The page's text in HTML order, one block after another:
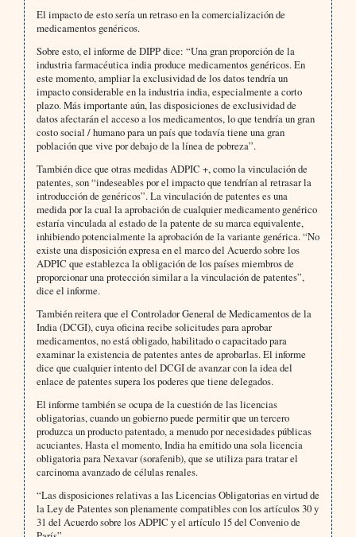
El impacto de esto sería un retraso en la comercialización de
medicamentos genéricos.
Sobre esto, el informe de DIPP dice: “Una gran proporción de la
industria farmacéutica india produce medicamentos genéricos. En
este momento, ampliar la exclusividad de los datos tendría un
impacto considerable en la industria india, especialmente a corto
plazo. Más importante aún, las disposiciones de exclusividad de
datos afectarán el acceso a los medicamentos, lo que tendría un gran
costo social / humano para un país que todavía tiene una gran
población que vive por debajo de la línea de pobreza”.
También dice que otras medidas ADPIC +, como la vinculación de
patentes, son “indeseables por el impacto que tendrían al retrasar la
introducción de genéricos”. La vinculación de patentes es una
medida por la cual la aprobación de cualquier medicamento genérico
estaría vinculada al estado de la patente de su marca equivalente,
inhibiendo potencialmente la aprobación de la variante genérica. “No
existe una disposición expresa en el marco del Acuerdo sobre los
ADPIC que establezca la obligación de los países miembros de
proporcionar una protección similar a la vinculación de patentes”,
dice el informe.
También reitera que el Controlador General de Medicamentos de la
India (DCGI), cuya oficina recibe solicitudes para aprobar
medicamentos, no está obligado, habilitado o capacitado para
examinar la existencia de patentes antes de aprobarlas. El informe
dice que cualquier intento del DCGI de avanzar con la idea del
enlace de patentes supera los poderes que tiene delegados.
El informe también se ocupa de la cuestión de las licencias
obligatorias, cuando un gobierno puede permitir que un tercero
produzca un producto patentado, a menudo por necesidades públicas
acuciantes. Hasta el momento, India ha emitido una sola licencia
obligatoria para Nexavar (sorafenib), que se utiliza para tratar el
carcinoma avanzado de células renales.
“Las disposiciones relativas a las Licencias Obligatorias en virtud de
la Ley de Patentes son plenamente compatibles con los artículos 30 y
31 del Acuerdo sobre los ADPIC y el artículo 15 del Convenio de